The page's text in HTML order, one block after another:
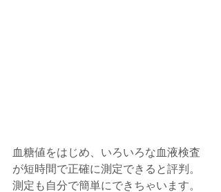
血糖値をはじめ、いろいろな血液検査
が短時間で正確に測定できると評判。
測定も自分で簡単にできちゃいます。